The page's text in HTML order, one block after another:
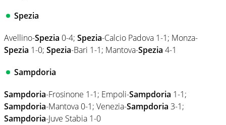
Spezia
Avellino-Spezia 0-4; Spezia-Calcio Padova 1-1; Monza-
Spezia 1-0; Spezia-Bari 1-1; Mantova-Spezia 4-1
Sampdoria
Sampdoria-Frosinone 1-1; Empoli-Sampdoria 1-1;
Sampdoria-Mantova 0-1; Venezia-Sampdoria 3-1;
Sampdoria-Juve Stabia 1-0